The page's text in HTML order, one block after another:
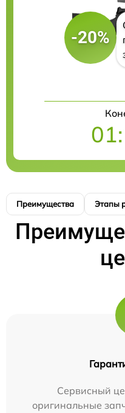
-20%
Преимущества Этапы
Сервисный
оригинальные